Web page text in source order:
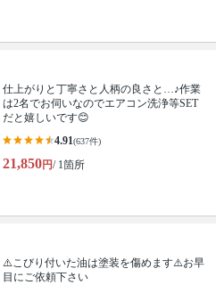
仕上がりと丁寧さと人柄の良さと…♪作業
は2名でお伺いなのでエアコン洗浄等SET
だと嬉しいです😊
4.91(637件)
21,850円/ 1箇所
⚠️こびり付いた油は塗装を傷めます⚠️お早
目にご依頼下さい